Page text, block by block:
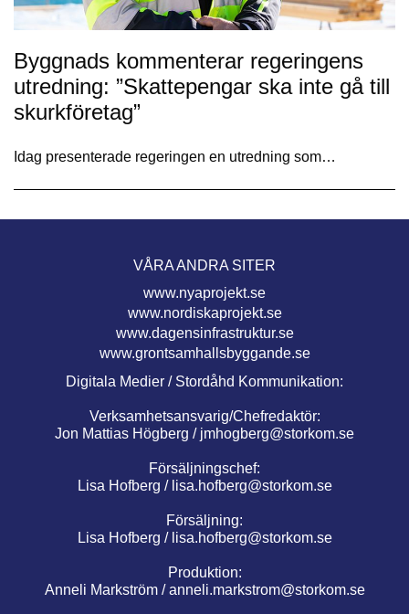
Byggnads kommenterar regeringens
utredning: ”Skattepengar ska inte gå till
skurkföretag”
Idag presenterade regeringen en utredning som…
VÅRA ANDRA SITER
www.nyaprojekt.se
www.nordiskaprojekt.se
www.dagensinfrastruktur.se
www.grontsamhallsbyggande.se
Digitala Medier / Stordåhd Kommunikation:
Verksamhetsansvarig/Chefredaktör:
Jon Mattias Högberg / jmhogberg@storkom.se
Försäljningschef:
Lisa Hofberg / lisa.hofberg@storkom.se
Försäljning:
Lisa Hofberg / lisa.hofberg@storkom.se
Produktion:
Anneli Markström /anneli.markstrom@storkom.se